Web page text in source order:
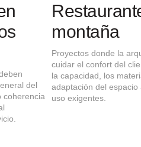
de actividad
hoteles
Espacios
integrarse en la